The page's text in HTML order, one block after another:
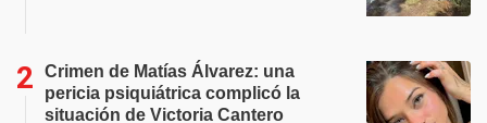
Crimen de Matías Álvarez: una
pericia psiquiátrica complicó la
situación de Victoria Cantero